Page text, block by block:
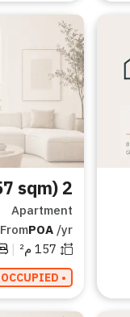
2 Bedroom Apartment (157 sqm)
Apartment
FromPOA /yr
157 م² |
• FULLY OCCUPIED